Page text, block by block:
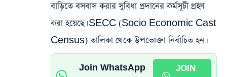
বাড়িতে বসবাস করার সুবিধা প্রদানের কর্মসূচী গ্রহণ
করা হয়েছে। SECC (Socio Economic Cast
Census) তালিকা থেকে উপভোক্তা নির্বাচিত হন।
Join WhatsApp
JOIN